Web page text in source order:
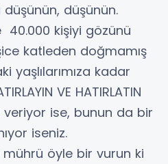
düşünün.
40.000 kişiyi gözünü
katleden doğmamış
yaşlılarımıza kadar
VE HATIRLATIN
veriyor ise, bunun da bir
iseniz.
öyle bir vurun ki